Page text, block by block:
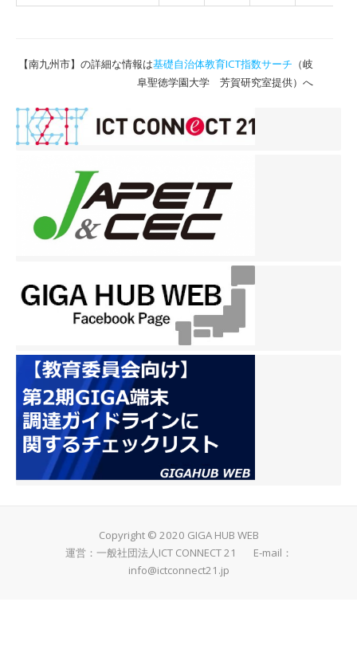
【南九州市】の詳細な情報は基礎自治体教育ICT指数サーチ （岐
阜聖徳学園大学 芳賀研究室提供）へ
Copyright © 2020 GIGA HUB WEB
運営：一般社団法人ICT CONNECT 21 E-mail：
info@ictconnect21.jp